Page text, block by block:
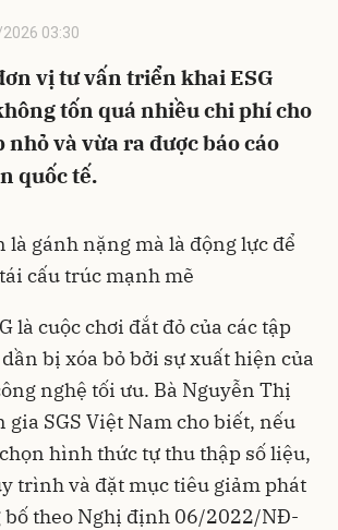
03:30
vị tư vấn triển khai ESG
tốn quá nhiều chi phí cho
và vừa ra được báo cáo
quốc tế.
là gánh nặng mà là động lực để
cấu trúc mạnh mẽ
là cuộc chơi đắt đỏ của các tập
bị xóa bỏ bởi sự xuất hiện của
nghệ tối ưu. Bà Nguyễn Thị
gia SGS Việt Nam cho biết, nếu
hình thức tự thu thập số liệu,
trình và đặt mục tiêu giảm phát
bố theo Nghị định 06/2022/NĐ-
Hủy